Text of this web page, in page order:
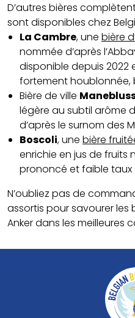
D’autres bières
sont disponibles chez
La Cambre, une bière
nommée d’après
disponible depuis 2022
fortement houblonnée,
Bière de ville
légère au subtil arôme
d’après le surnom des
Boscoli, une bière
enrichie en jus de fruits
prononcé et faible taux
N’oubliez pas de
assortis pour savourer les
Anker dans les meilleures